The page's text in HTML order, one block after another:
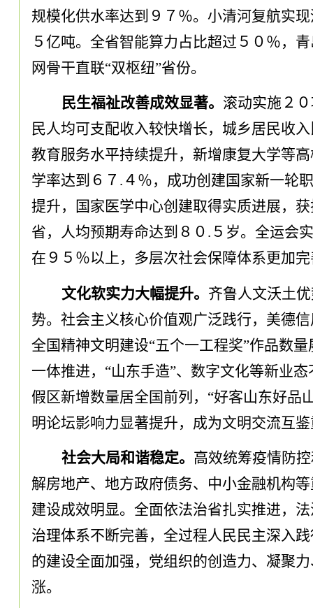
规模化供水率达到９７％。 小清河复航实
５亿吨。 全省智能算力占比超过５０％，
网骨干直联“双枢纽”省份。
民生福祉改善成效显著。 滚动实施２
民人均可支配收入较快增长， 城乡居民收
教育服务水平持续提升， 新增康复大学等
学率达到６７ . ４％， 成功创建国家新一轮
提升， 国家医学中心创建取得实质进展，
省， 人均预期寿命达到８０ . ５岁。 全运会
在９５％以上 ， 多层次社会保障体系更加完
文化软实力大幅提升。 齐鲁人文沃土
势。 社会主义核心价值观广泛践行， 美德
全国精神文明建设“五个一工程奖”作品数
一体推进， “山东手造”、数字文化等新业态
假区新增数量居全国前列 ， “好客山东好品
明论坛影响力显著提升， 成为文明交流互
社会大局和谐稳定。 高效统筹疫情防
解房地产、地方政府债务、中小金融机构
建设成效明显。 全面依法治省扎实推进，
治理体系不断完善， 全过程人民民主深入践
的建设全面加强 ， 党组织的创造力、凝聚
涨。